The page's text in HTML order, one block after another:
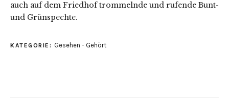
auch auf dem Friedhof trommelnde und rufende Bunt-
und Grünspechte.
KATEGORIE: Gesehen - Gehört